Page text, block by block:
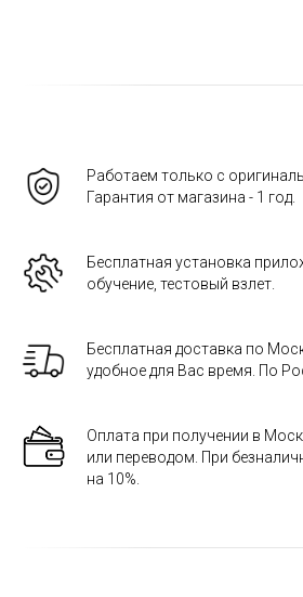
Работаем только с
Гарантия от магазина - 1 год.
Бесплатная установка
обучение, тестовый взлет.
Бесплатная доставка по
удобное для Вас время. По
Оплата при получении в
или переводом. При
на 10%.